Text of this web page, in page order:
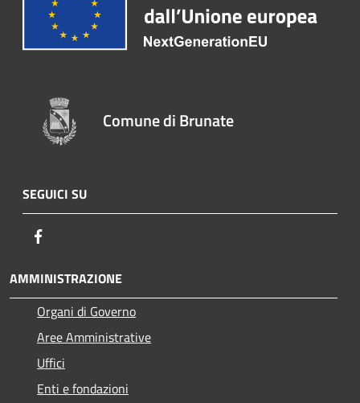
Comune di Brunate
SEGUICI SU
AMMINISTRAZIONE
Organi di Governo
Aree Amministrative
Uffici
Enti e fondazioni